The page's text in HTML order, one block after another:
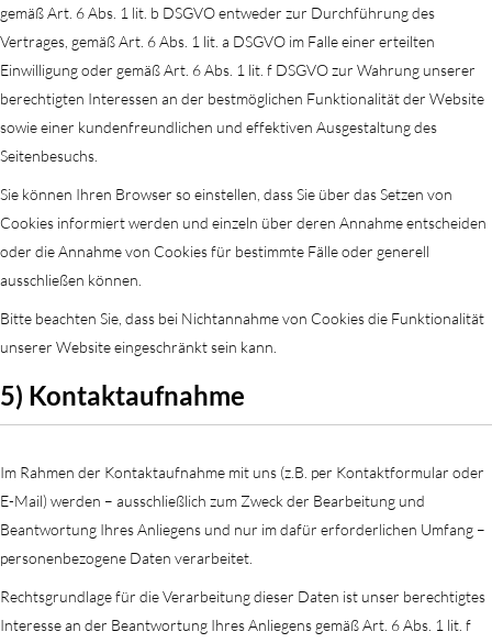
gemäß Art. 6 Abs. 1 lit. b DSGVO entweder zur Durchführung des
Vertrages, gemäß Art. 6 Abs. 1 lit. a DSGVO im Falle einer erteilten
Einwilligung oder gemäß Art. 6 Abs. 1 lit. f DSGVO zur Wahrung unserer
berechtigten Interessen an der bestmöglichen Funktionalität der Website
sowie einer kundenfreundlichen und effektiven Ausgestaltung des
Seitenbesuchs.
Sie können Ihren Browser so einstellen, dass Sie über das Setzen von
Cookies informiert werden und einzeln über deren Annahme entscheiden
oder die Annahme von Cookies für bestimmte Fälle oder generell
ausschließen können.
Bitte beachten Sie, dass bei Nichtannahme von Cookies die Funktionalität
unserer Website eingeschränkt sein kann.
5) Kontaktaufnahme
Im Rahmen der Kontaktaufnahme mit uns (z.B. per Kontaktformular oder
E-Mail) werden – ausschließlich zum Zweck der Bearbeitung und
Beantwortung Ihres Anliegens und nur im dafür erforderlichen Umfang –
personenbezogene Daten verarbeitet.
Rechtsgrundlage für die Verarbeitung dieser Daten ist unser berechtigtes
Interesse an der Beantwortung Ihres Anliegens gemäß Art. 6 Abs. 1 lit. f